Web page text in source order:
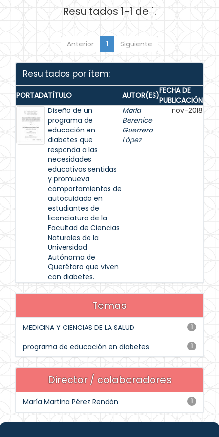
Resultados 1-1 de 1.
Anterior 1 Siguiente
Resultados por ítem:
PORTADATÍTULO AUTOR(ES)FECHA DE
PUBLICACIÓN
Diseño de un
programa de
educación en
diabetes que
responda a las
necesidades
educativas sentidas
y promueva
comportamientos de
autocuidado en
estudiantes de
licenciatura de la
Facultad de Ciencias
Naturales de la
Universidad
Autónoma de
Querétaro que viven
con diabetes.
María
Berenice
Guerrero
López
nov-2018
Temas
1
MEDICINA Y CIENCIAS DE LA SALUD
1
programa de educación en diabetes
Director / colaboradores
1
María Martina Pérez Rendón